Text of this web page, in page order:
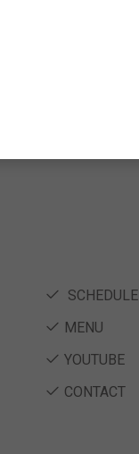
SCHEDULE
MENU
YOUTUBE
CONTACT